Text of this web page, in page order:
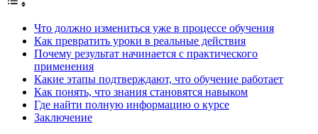
Что должно измениться уже в процессе обучения
Как превратить уроки в реальные действия
Почему результат начинается с практического
применения
Какие этапы подтверждают, что обучение работает
Как понять, что знания становятся навыком
Где найти полную информацию о курсе
Заключение